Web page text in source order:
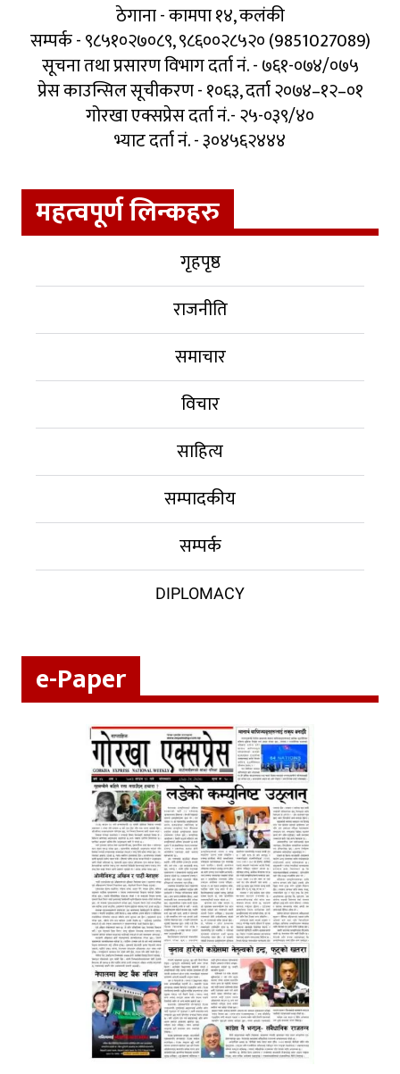
ठेगाना - कामपा १४, कलंकी
सम्पर्क - ९८५१०२७०८९, ९८६००२८५२० (9851027089)
सूचना तथा प्रसारण विभाग दर्ता नं. - ७६१-०७४/०७५
प्रेस काउन्सिल सूचीकरण - १०६३, दर्ता २०७४–१२–०१
गोरखा एक्सप्रेस दर्ता नं.- २५-०३९/४०
भ्याट दर्ता नं. - ३०४५६२४४४
महत्वपूर्ण लिन्कहरु
गृहपृष्ठ
राजनीति
समाचार
विचार
साहित्य
सम्पादकीय
सम्पर्क
DIPLOMACY
e-Paper